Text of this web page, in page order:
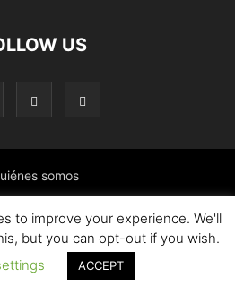
US
somos
Contacto Política de cookies
to improve your experience. We'll
but you can opt-out if you wish.
ACCEPT